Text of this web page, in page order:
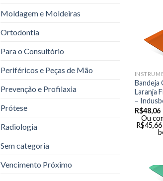
Moldagem e Moldeiras
Ortodontia
Para o Consultório
Periféricos e Peças de Mão
Prevenção e Profilaxia
Prótese
Radiologia
Sem categoria
Vencimento Próximo
Bandeja
Laranja
–
R$48,06
Ou
R$45,66